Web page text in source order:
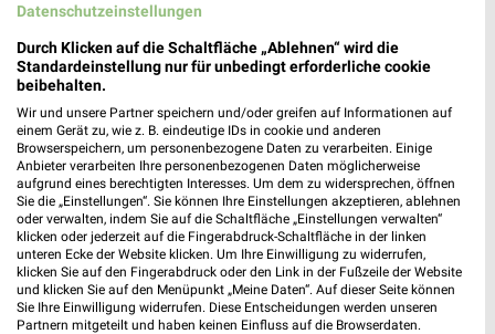
Depot Katalog und Prospekte für Straubing
dm Wochenprospekt & Angebote für Straubing
DocMorris Prospekte und Angebote
Datenschutzeinstellungen
Durch Klicken auf die Schaltfläche „Ablehnen“ wird die
Standardeinstellung nur für unbedingt erforderliche cookie
beibehalten.
Wir und unsere Partner speichern und/oder greifen auf Informationen auf
einem Gerät zu, wie z. B. eindeutige IDs in cookie und anderen
Browserspeichern, um personenbezogene Daten zu verarbeiten. Einige
Anbieter verarbeiten Ihre personenbezogenen Daten möglicherweise
aufgrund eines berechtigten Interesses. Um dem zu widersprechen, öffnen
Sie die „Einstellungen“. Sie können Ihre Einstellungen akzeptieren, ablehnen
oder verwalten, indem Sie auf die Schaltfläche „Einstellungen verwalten“
klicken oder jederzeit auf die Fingerabdruck-Schaltfläche in der linken
unteren Ecke der Website klicken. Um Ihre Einwilligung zu widerrufen,
klicken Sie auf den Fingerabdruck oder den Link in der Fußzeile der Website
und klicken Sie auf den Menüpunkt „Meine Daten“. Auf dieser Seite können
Sie Ihre Einwilligung widerrufen. Diese Entscheidungen werden unseren
Partnern mitgeteilt und haben keinen Einfluss auf die Browserdaten.